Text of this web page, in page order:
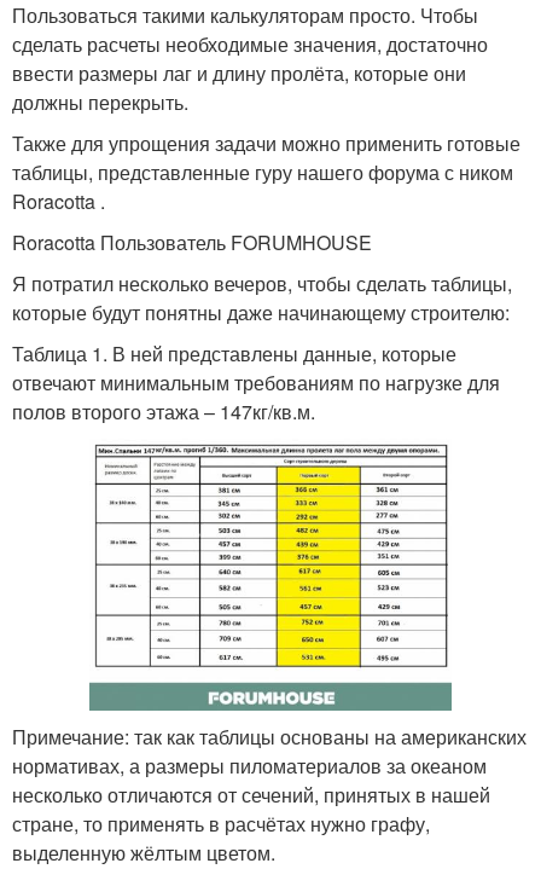
Пользоваться такими калькуляторам просто. Чтобы
сделать расчеты необходимые значения, достаточно
ввести размеры лаг и длину пролёта, которые они
должны перекрыть.
Также для упрощения задачи можно применить готовые
таблицы, представленные гуру нашего форума с ником
Roracotta .
Roracotta Пользователь FORUMHOUSE
Я потратил несколько вечеров, чтобы сделать таблицы,
которые будут понятны даже начинающему строителю:
Таблица 1. В ней представлены данные, которые
отвечают минимальным требованиям по нагрузке для
полов второго этажа – 147кг/кв.м.
Примечание: так как таблицы основаны на американских
нормативах, а размеры пиломатериалов за океаном
несколько отличаются от сечений, принятых в нашей
стране, то применять в расчётах нужно графу,
выделенную жёлтым цветом.